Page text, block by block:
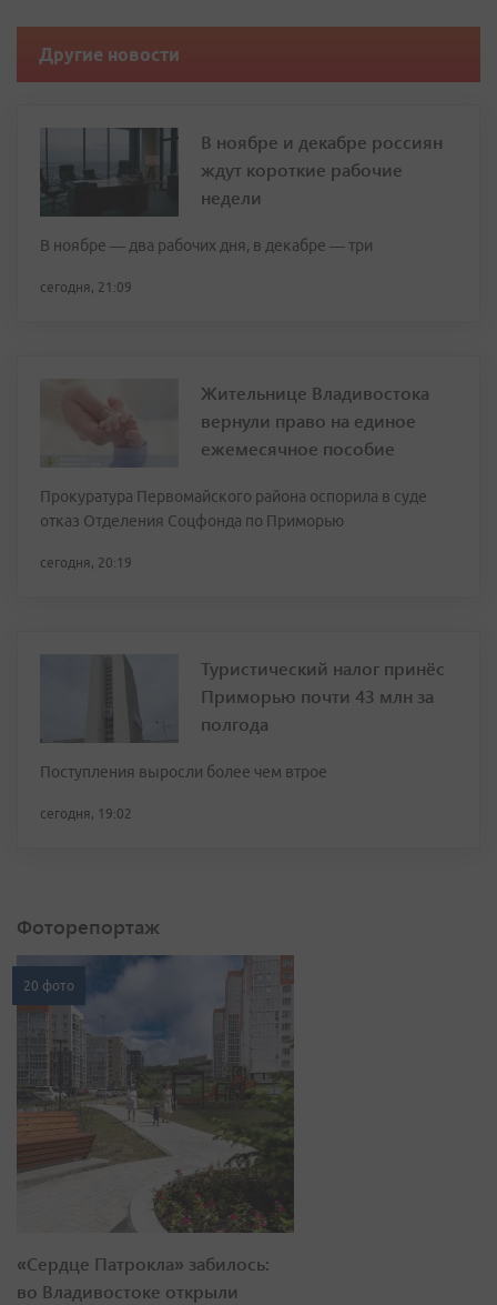
Другие новости
В ноябре и декабре россиян
ждут короткие рабочие
недели
В ноябре — два рабочих дня, в декабре — три
сегодня, 21:09
Жительнице Владивостока
вернули право на единое
ежемесячное пособие
Прокуратура Первомайского района оспорила в суде
отказ Отделения Соцфонда по Приморью
сегодня, 20:19
Туристический налог принёс
Приморью почти 43 млн за
полгода
Поступления выросли более чем втрое
сегодня, 19:02
Фоторепортаж
20 фото
«Сердце Патрокла» забилось:
во Владивостоке открыли